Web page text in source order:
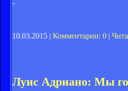
-
10.03.2015 | Комментарии: 0 |
Луис Адриано: Мы